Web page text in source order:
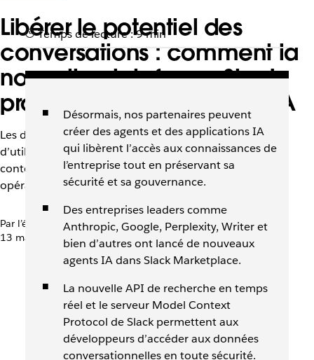
Libérer le potentiel des
conversations : comment la
nouvelle plateforme Slack
propulse l’ère des agents IA
Les dernières mises à jour de la plateforme permettent
d’utiliser facilement des agents IA qui comprennent le
contexte de travail de votre équipe et accélèrent les
opérations.
Par l’équipe Slack
13 mars 2026
Temps de lecture : 9 min
Désormais, nos partenaires peuvent
créer des agents et des applications IA
qui libèrent l’accès aux connaissances de
l’entreprise tout en préservant sa
sécurité et sa gouvernance.
Des entreprises leaders comme
Anthropic, Google, Perplexity, Writer et
bien d’autres ont lancé de nouveaux
agents IA dans Slack Marketplace.
La nouvelle API de recherche en temps
réel et le serveur Model Context
Protocol de Slack permettent aux
développeurs d’accéder aux données
conversationnelles en toute sécurité.